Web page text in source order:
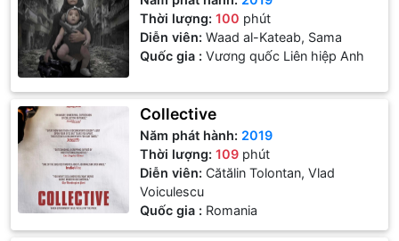
Thời lượng:100 phút
Diễn viên:Waad al-Kateab, Sama
Quốc gia : Vương quốc Liên hiệp Anh
Collective
Năm phát hành: 2019
Thời lượng:109 phút
Diễn viên:Cătălin Tolontan, Vlad
Voiculescu
Quốc gia : Romania